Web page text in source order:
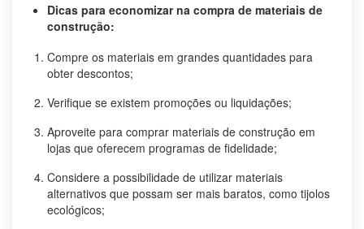
Dicas para economizar na compra de materiais de
construção:
Compre os materiais em grandes quantidades para
obter descontos;
Verifique se existem promoções ou liquidações;
Aproveite para comprar materiais de construção em
lojas que oferecem programas de fidelidade;
Considere a possibilidade de utilizar materiais
alternativos que possam ser mais baratos, como tijolos
ecológicos;